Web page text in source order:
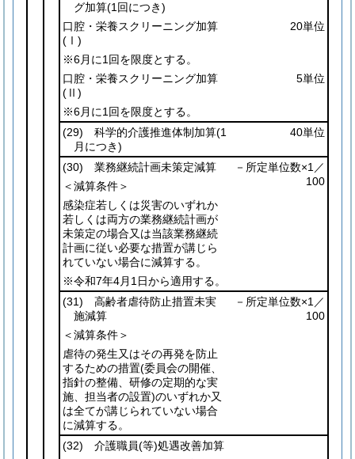
グ加算(1回につき)
口腔・栄養スクリーニング加算
(Ⅰ)
20単位
※6月に1回を限度とする。
口腔・栄養スクリーニング加算
(Ⅱ)
5単位
※6月に1回を限度とする。
(29) 科学的介護推進体制加算(1
月につき)
40単位
(30) 業務継続計画未策定減算
－所定単位数×1／
100
＜減算条件＞
感染症若しくは災害のいずれか
若しくは両方の業務継続計画が
未策定の場合又は当該業務継続
計画に従い必要な措置が講じら
れていない場合に減算する。
※令和7年4月1日から適用する。
(31) 高齢者虐待防止措置未実
施減算
－所定単位数×1／
100
＜減算条件＞
虐待の発生又はその再発を防止
するための措置(委員会の開催、
指針の整備、研修の定期的な実
施、担当者の設置)のいずれか又
は全てが講じられていない場合
に減算する。
(32) 介護職員(等)処遇改善加算